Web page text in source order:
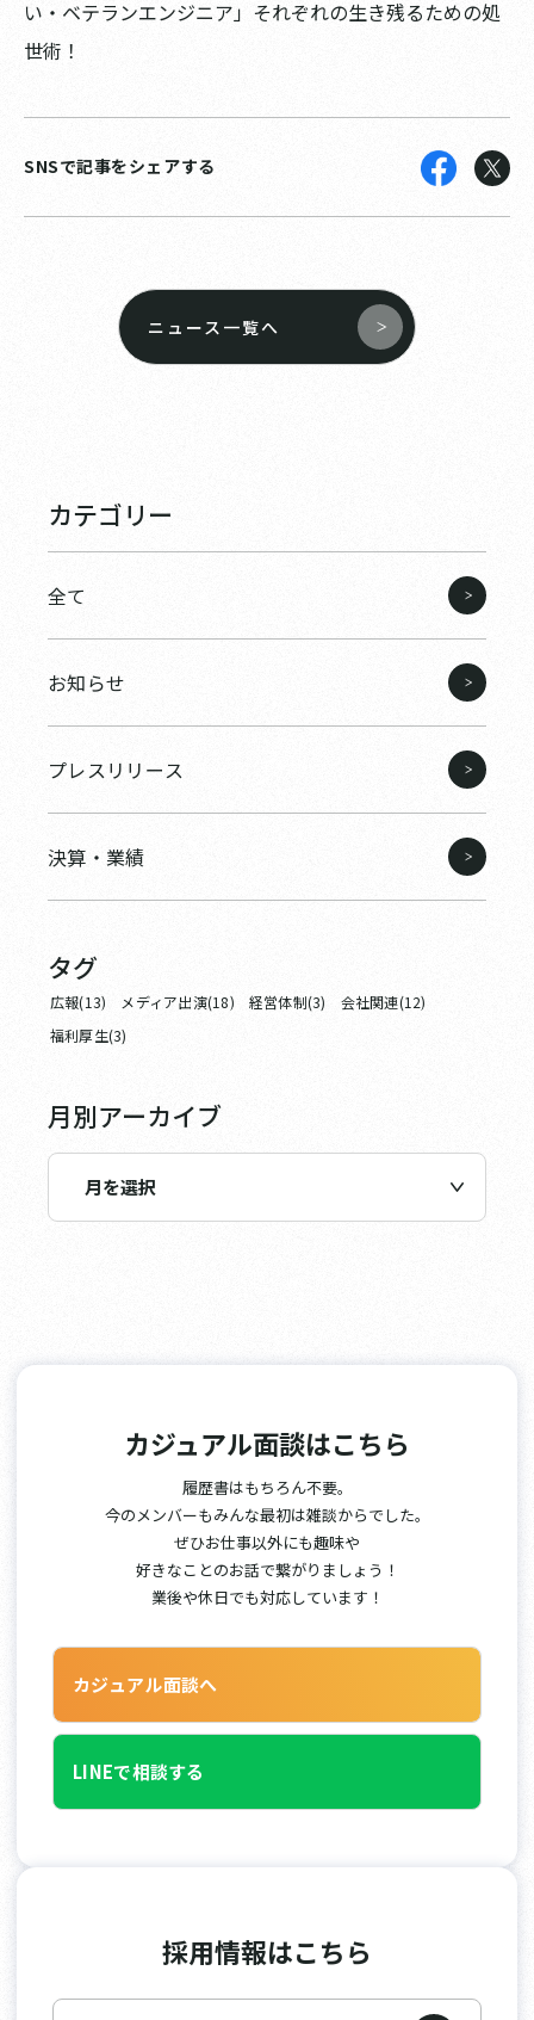
い・ベテランエンジニア」それぞれの生き残るための処
世術！
SNSで記事をシェアする
ニュース一覧へ
カテゴリー
全て
お知らせ
プレスリリース
決算・業績
タグ
広報(13) メディア出演(18) 経営体制(3)
会社関連(12)
福利厚生(3)
月別アーカイブ
カジュアル面談はこちら
履歴書はもちろん不要。
今のメンバーもみんな最初は雑談からでした。
ぜひお仕事以外にも趣味や
好きなことのお話で繋がりましょう！
業後や休日でも対応しています！
カジュアル面談へ
LINEで相談する
採用情報はこちら